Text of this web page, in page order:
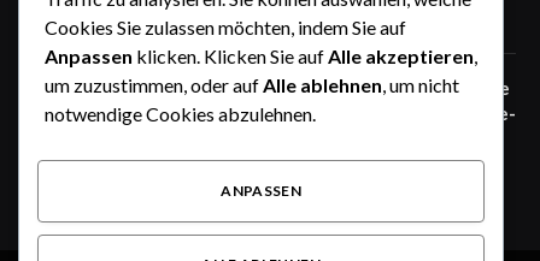
Juni 25, 2026
Zaunfelder von WIŚNIOWSKI – robuste
Systemlösungen für moderne Industrie-
Cookies Sie zulassen möchten, indem Sie auf
Anpassen klicken. Klicken Sie aufAlle akzeptieren,
um zuzustimmen, oder aufAlle ablehnen, um nicht
notwendige Cookies abzulehnen.
ANPASSEN